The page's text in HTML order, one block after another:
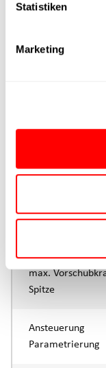
Statistiken
Marketing
Produktgruppe
max.
max.
Spitze
Ansteuerung
Parametrierung